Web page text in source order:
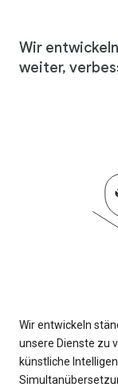
Wir
weiter,
Wir entwickeln
unsere Dienste zu
künstliche